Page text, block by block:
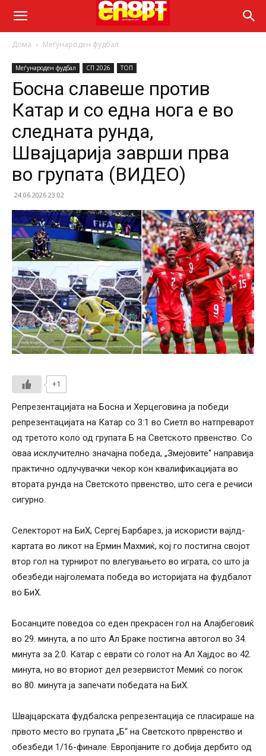
Дома Меѓународен фудбал
Меѓународен фудбал СП 2026 ТОП
Босна славеше против
Катар и со една нога е во
следната рунда,
Швајцарија заврши прва
во групата (ВИДЕО)
24.06.2026 23:02
+1
Репрезентацијата на Босна и Херцеговина ја победи
репрезентацијата на Катар со 3:1 во Сиетл во натпреварот
од третото коло од групата Б на Светското првенство. Со
оваа исклучително значајна победа, „Змејовите“ направија
практично одлучувачки чекор кон квалификацијата во
втората рунда на Светското првенство, што сега е речиси
сигурно.
Селекторот на БиХ, Сергеј Барбарез, ја искористи вајлд-
картата во ликот на Ермин Махмиќ, кој го постигна својот
втор гол на турнирот по влегувањето во играта, со што ја
обезбеди најголемата победа во историјата на фудбалот
во БиХ.
Босанците поведоа со еден прекрасен гол на Алајбеговиќ
во 29. минута, а по што Ал Браке постигна автогол во 34.
минута за 2:0. Катар с еврати со голот на Ал Хајдос во 42.
минута, но во вториот дел резервистот Мемиќ со погок
во 80. минута ја запечати победата на БиХ.
Швајцарската фудбалска репрезентација се пласираше на
првото место во групата „Б“ на Светското првренство и
обезбеди 1/16-финале. Европјаните го добија дербито од